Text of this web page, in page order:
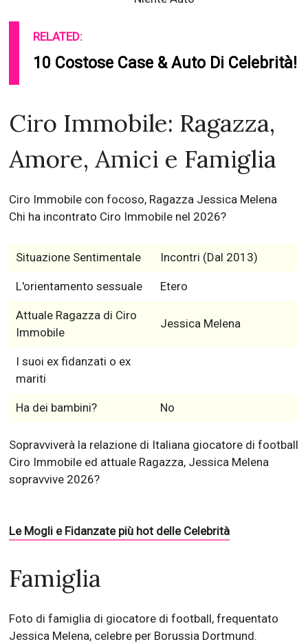
RELATED:
10 Costose Case & Auto Di Celebrità!
Ciro Immobile: Ragazza,
Amore, Amici e Famiglia
Ciro Immobile con focoso, Ragazza Jessica Melena
Chi ha incontrato Ciro Immobile nel 2026?
Situazione Sentimentale Incontri (Dal 2013)
L'orientamento sessuale Etero
Attuale Ragazza di Ciro
Immobile
Jessica Melena
I suoi ex fidanzati o ex
mariti
Ha dei bambini? No
Sopravviverà la relazione di Italiana giocatore di football
Ciro Immobile ed attuale Ragazza, Jessica Melena
sopravvive 2026?
Le Mogli e Fidanzate più hot delle Celebrità
Famiglia
Foto di famiglia di giocatore di football, frequentato
Jessica Melena, celebre per Borussia Dortmund.